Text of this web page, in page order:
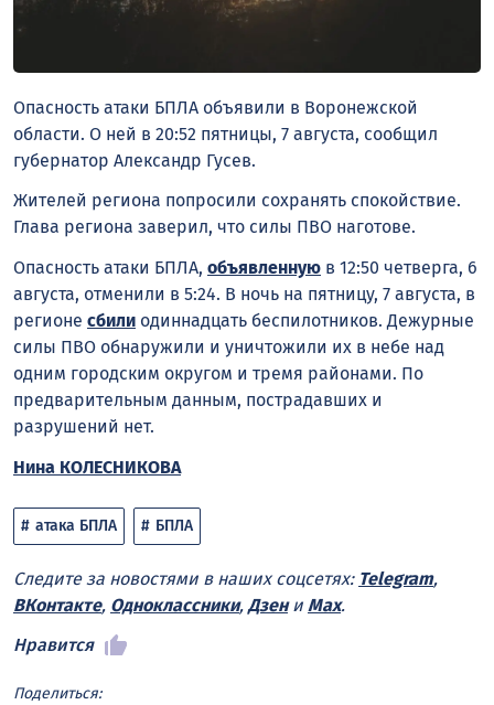
Опасность атаки БПЛА объявили в Воронежской
области. О ней в 20:52 пятницы, 7 августа, сообщил
губернатор Александр Гусев.
Жителей региона попросили сохранять спокойствие.
Глава региона заверил, что силы ПВО наготове.
Опасность атаки БПЛА, объявленную в 12:50 четверга, 6
августа, отменили в 5:24. В ночь на пятницу, 7 августа, в
регионе сбили одиннадцать беспилотников. Дежурные
силы ПВО обнаружили и уничтожили их в небе над
одним городским округом и тремя районами. По
предварительным данным, пострадавших и
разрушений нет.
Нина КОЛЕСНИКОВА
атака БПЛА БПЛА
Следите за новостями в наших соцсетях: Telegram,
ВКонтакте, Одноклассники, Дзени Max.
Нравится
Поделиться: